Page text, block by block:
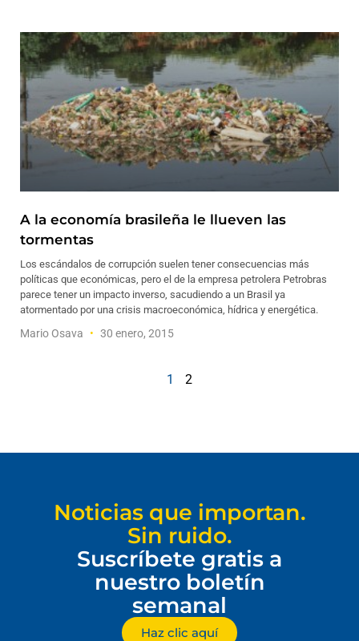
A la economía brasileña le llueven las
tormentas
Los escándalos de corrupción suelen tener consecuencias más
políticas que económicas, pero el de la empresa petrolera Petrobras
parece tener un impacto inverso, sacudiendo a un Brasil ya
atormentado por una crisis macroeconómica, hídrica y energética.
Mario Osava 30 enero, 2015
1 2
Noticias que importan.
Sin ruido.
Suscríbete gratis a
nuestro boletín
semanal
Haz clic aquí